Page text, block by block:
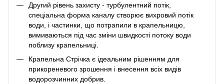
Другий рівень захисту - турбулентний потік,
спеціальна форма каналу створює вихровий потік
води, і частинки, що потрапили в крапельницю,
вимиваються під час зміни швидкості потоку води
поблизу крапельниці.
Крапельна Стрічка є ідеальним рішенням для
прикореневого зрошення і внесення всіх видів
водорозчинних добрив.